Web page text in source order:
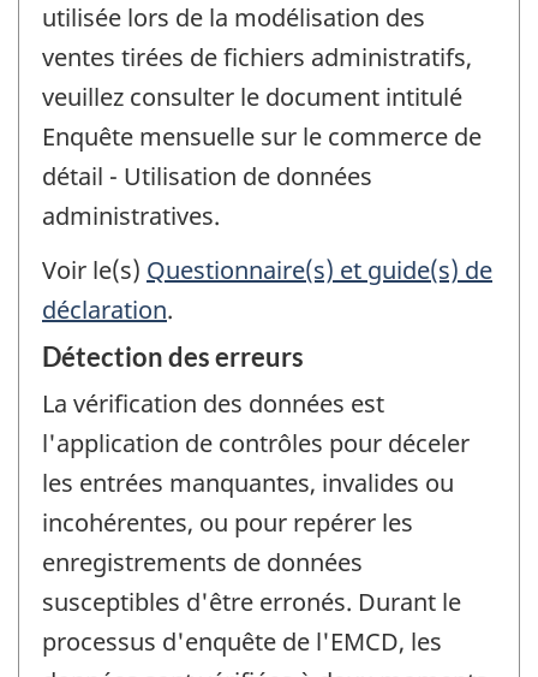
utilisée lors de la modélisation des
ventes tirées de fichiers administratifs,
veuillez consulter le document intitulé
Enquête mensuelle sur le commerce de
détail - Utilisation de données
administratives.
Voir le(s) Questionnaire(s) et guide(s) de
déclaration.
Détection des erreurs
La vérification des données est
l'application de contrôles pour déceler
les entrées manquantes, invalides ou
incohérentes, ou pour repérer les
enregistrements de données
susceptibles d'être erronés. Durant le
processus d'enquête de l'EMCD, les